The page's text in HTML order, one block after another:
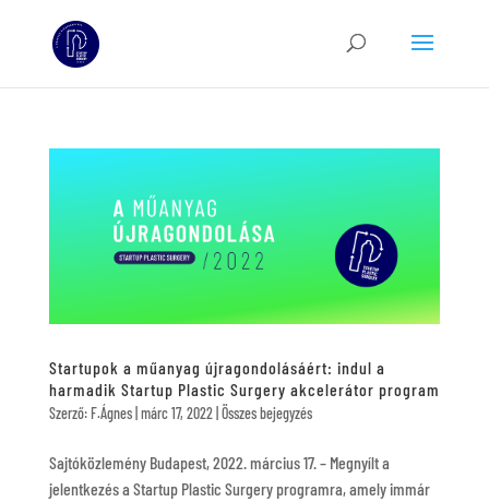
Startupok a műanyag újragondolásáért: indul a
harmadik Startup Plastic Surgery akcelerátor program
Szerző: F.Ágnes| márc 17, 2022| Összes bejegyzés
Sajtóközlemény Budapest, 2022. március 17. – Megnyílt a
jelentkezés a Startup Plastic Surgery programra, amely immár